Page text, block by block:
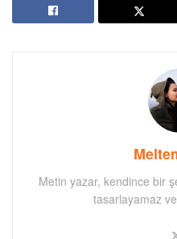
Metin yazar, kendince bir
tasarlayamaz